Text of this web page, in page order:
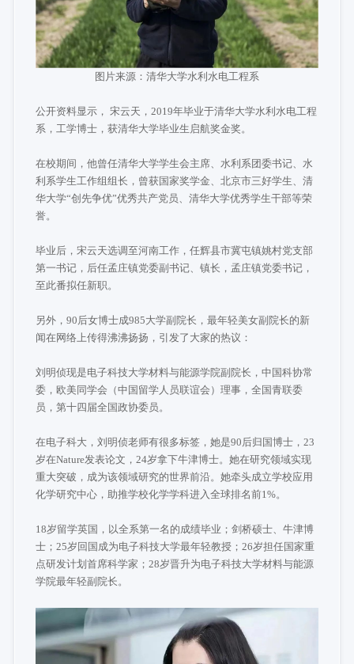
图片来源：清华大学水利水电工程系
公开资料显示， 宋云天，2019年毕业于清华大学水利水电工程
系，工学博士，获清华大学毕业生启航奖金奖。
在校期间，他曾任清华大学学生会主席、水利系团委书记、水
利系学生工作组组长，曾获国家奖学金、北京市三好学生、清
华大学“创先争优”优秀共产党员、清华大学优秀学生干部等荣
誉。
毕业后，宋云天选调至河南工作，任辉县市冀屯镇姚村党支部
第一书记，后任孟庄镇党委副书记、镇长，孟庄镇党委书记，
至此番拟任新职。
另外，90后女博士成985大学副院长，最年轻美女副院长的新
闻在网络上传得沸沸扬扬，引发了大家的热议：
刘明侦现是电子科技大学材料与能源学院副院长，中国科协常
委，欧美同学会（中国留学人员联谊会）理事，全国青联委
员，第十四届全国政协委员。
在电子科大，刘明侦老师有很多标签，她是90后归国博士，23
岁在Nature发表论文，24岁拿下牛津博士。她在研究领域实现
重大突破，成为该领域研究的世界前沿。她牵头成立学校应用
化学研究中心，助推学校化学学科进入全球排名前1%。
18岁留学英国，以全系第一名的成绩毕业；剑桥硕士、牛津博
士；25岁回国成为电子科技大学最年轻教授；26岁担任国家重
点研发计划首席科学家；28岁晋升为电子科技大学材料与能源
学院最年轻副院长。